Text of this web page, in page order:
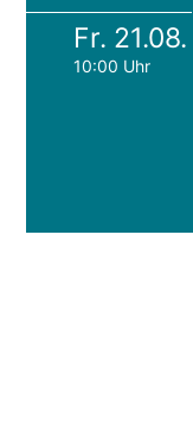
Fr. 21.08.
10:00 Uhr